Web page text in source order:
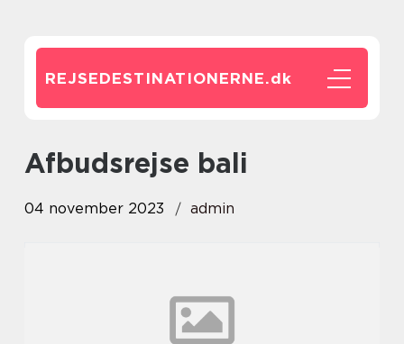
REJSEDESTINATIONERNE.dk
afbudsrejse bali
04 november 2023 admin